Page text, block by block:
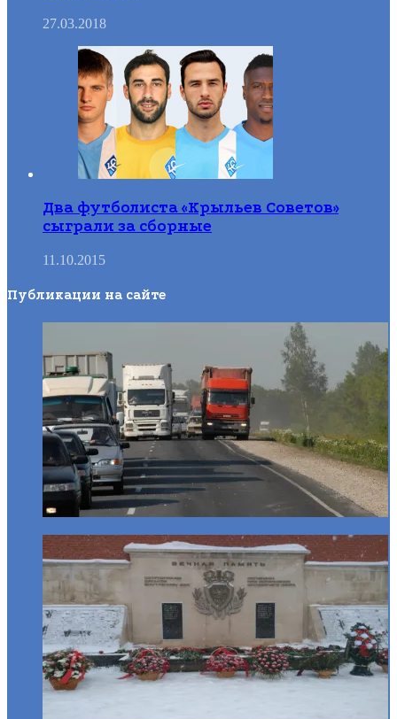
27.03.2018
Два футболиста «Крыльев Советов»
сыграли за сборные
11.10.2015
Публикации на сайте